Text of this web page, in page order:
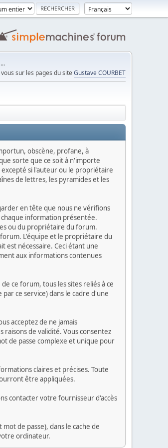
sur les pages du site Gustave COURBET
obscène, profane, à
sorte que ce soit à n'importe
excepté si l'auteur ou le propriétaire
de lettres, les pyramides et les
en tête que nous ne vérifions
chaque information présentée.
ou du propriétaire du forum.
L'équipe et le propriétaire du
est nécessaire. Ceci étant une
aux informations contenues
ce forum, tous les sites reliés à ce
ce service) dans le cadre d'une
acceptez de ne jamais
de validité. Vous consentez
de passe complexe et unique pour
claires et précises. Toute
être appliquées.
contacter votre fournisseur d'accès
de passe), dans le cache de
ordinateur.